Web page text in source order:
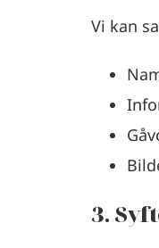
Vi kan
3.